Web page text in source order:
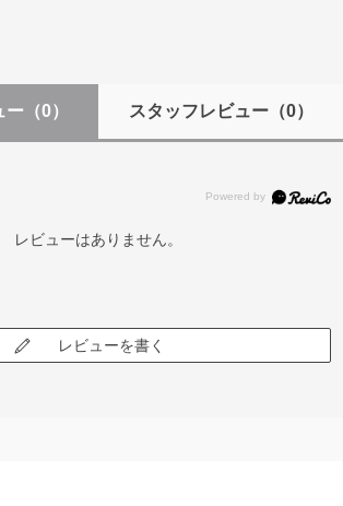
ー （0） スタッフレビュー（0）
レビューはありません。
レビューを書く